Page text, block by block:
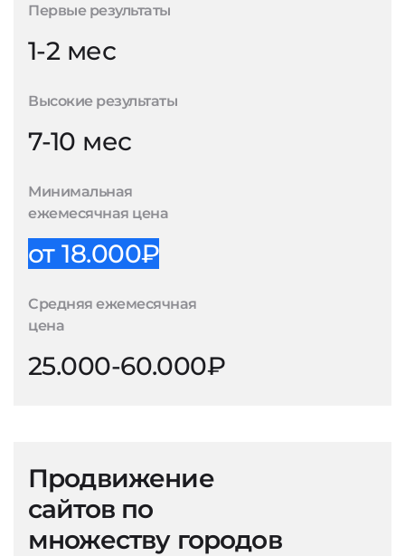
Первые результаты
1-2 мес
Высокие результаты
7-10 мес
Минимальная
ежемесячная цена
от 18.000₽
Средняя ежемесячная
цена
25.000-60.000₽
Продвижение
сайтов по
множеству городов